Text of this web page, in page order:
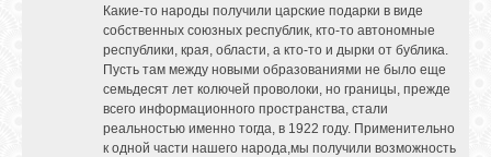
Какие-то народы получили царские подарки в виде
собственных союзных республик, кто-то автономные
республики, края, области, а кто-то и дырки от бублика.
Пусть там между новыми образованиями не было еще
семьдесят лет колючей проволоки, но границы, прежде
всего информационного пространства, стали
реальностью именно тогда, в 1922 году. Применительно
к одной части нашего народа,мы получили возможность